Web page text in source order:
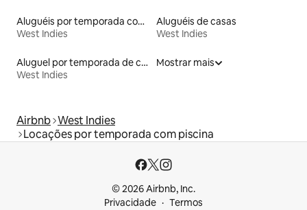
Aluguéis por temporada com cama de altura acessível
West Indies
Aluguéis de casas
West Indies
Aluguel por temporada de contêineres
West Indies
Mostrar mais
Airbnb West Indies
Locações por temporada com piscina
© 2026 Airbnb, Inc.
Privacidade
Termos